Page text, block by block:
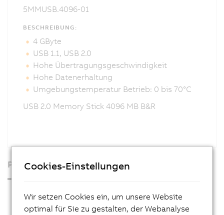
5MMUSB.4096-01
BESCHREIBUNG:
4 GByte
USB 1.1, USB 2.0
Hohe Übertragungsgeschwindigkeit
Hohe Datenerhaltung
Umgebungstemperatur Betrieb: 0 bis 70°C
USB 2.0 Memory Stick 4096 MB B&R
Produkte
Industrie PCs
Visualisieren und Bedienen
Cookies-Einstellungen
Wir setzen Cookies ein, um unsere Website
optimal für Sie zu gestalten, der Webanalyse